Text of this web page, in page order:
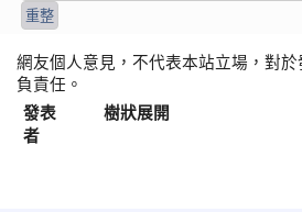
網友個人意見，不代表本站立場，對
負責任。
發表
者
樹狀展開